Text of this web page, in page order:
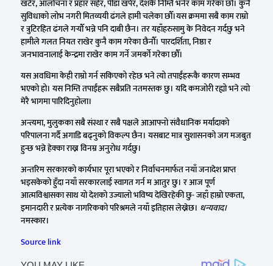
खटेर, आलोचना र प्रहार सहेर, पीडा खपेर, देशकै निम्ति भनेर काम गरेका छौँ। कुनै
सुविधाको लोभ नगरी मितव्ययी ढंगले हामी चलेका छौँ।यस क्रममा सबै काम राम्रो
र त्रुटिरहित ढंगले गर्‍यौँ भन्ने पनि दाबी छैन। तर यहाँहरुसामु के निवेदन गर्दछु भने
हामीले गलत नियत राखेर कुनै काम गरेका छैनौँ। पारदर्शिता, निष्ठा र
जनभावनालाई केन्द्रमा राखेर काम गर्ने जमर्को गरेका छौँ।
यस अवधिमा केही राम्रो गर्न सकिएको रहेछ भने त्यो तपाईंहरूकै कारण सम्भव
भएको हो। यस निम्ति तपाईंहरू सबैप्रति नतमस्तक छु। यदि कमजोरी रह्यो भने त्यो
मेरै भागमा पारिदिनुहोला।
अन्त्यमा, मुलुकका सबै संस्था र सबै पक्षले आआफ्नो संवैधानिक मर्यादाको
परिपालना गर्दै अगाडि बढ्नुको विकल्प छैन। यसबाट मात्र सुशासनको जग मजबुत
हुन्छ भन्ने हेक्का राख्न विनम्र अनुरोध गर्दछु।
अन्तरिम सरकारको कार्यभार पूरा भएको र निर्वाचनमार्फत नयाँ जनादेश प्राप्त
भइसकेको हुँदा नयाँ सरकारलाई स्वागत गर्न म आतुर छु। र आज पूर्ण
आत्मविश्वासका साथ यो देशको उज्यालो भविष्य देखिरहेकी छु- जहाँ हाम्रो एकता,
इमानदारी र प्रत्येक नागरिकको परिश्रमले नयाँ इतिहास लेख्नेछ। धन्यवाद।
नमस्कार।
Source link